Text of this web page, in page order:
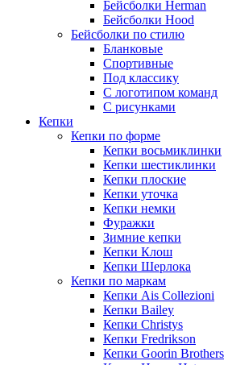
Бейсболки Herman
Бейсболки Hood
Бейсболки по стилю
Бланковые
Спортивные
Под классику
С логотипом команд
С рисунками
Кепки
Кепки по форме
Кепки восьмиклинки
Кепки шестиклинки
Кепки плоские
Кепки уточка
Кепки немки
Фуражки
Зимние кепки
Кепки Клош
Кепки Шерлока
Кепки по маркам
Кепки Ais Collezioni
Кепки Bailey
Кепки Christys
Кепки Fredrikson
Кепки Goorin Brothers